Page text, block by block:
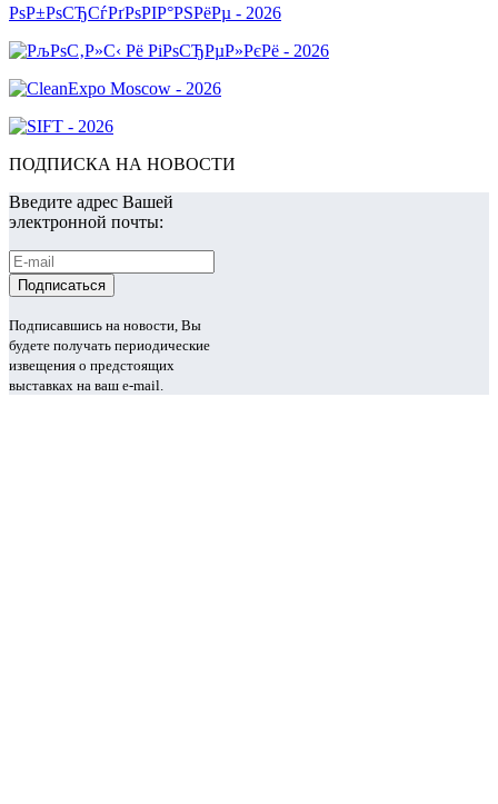
ПОДПИСКА НА НОВОСТИ
Введите адрес Вашей
электронной почты:
Подписавшись на новости, Вы
будете получать периодические
извещения о предстоящих
выставках на ваш e-mail.